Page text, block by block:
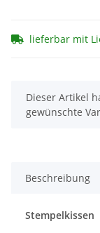
lieferbar mit
x
Dieser Artikel
gewünschte
Beschreibung
Stempelkissen